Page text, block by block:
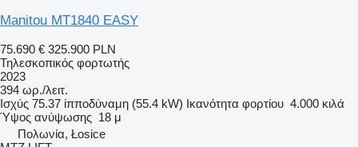
Manitou MT1840 EASY
75.690 € 325.900 PLN
Τηλεσκοπικός φορτωτής
2023
394 ωρ./λειτ.
Ισχύς 75.37 ίπποδύναμη (55.4 kW) Ικανότητα φορτίου 4.000 κιλά
Ύψος ανύψωσης 18 μ
Πολωνία, Łosice